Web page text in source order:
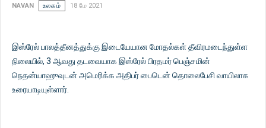
NAVAN உலகம் 18 மே 2021
இஸ்ரேல் பாலத்தீனத்துக்கு இடையேயான மோதல்கள் தீவிரமடைந்துள்ள
நிலையில், 3 ஆவது தடவையாக இஸ்ரேல் பிரதமர் பெஞ்சமின்
நெதன்யாஹுவுடன் அமெரிக்க அதிபர் பைடென் தொலைபேசி வாயிலாக
உரையாடியுள்ளார்.